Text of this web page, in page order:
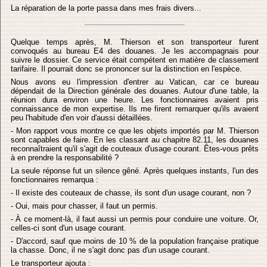
La réparation de la porte passa dans mes frais divers...
Quelque temps après, M. Thierson et son transporteur furent
convoqués au bureau E4 des douanes. Je les accompagnais pour
suivre le dossier. Ce service était compétent en matière de classement
tarifaire. Il pourrait donc se prononcer sur la distinction en l'espèce.
Nous avons eu l'impression d'entrer au Vatican, car ce bureau
dépendait de la Direction générale des douanes. Autour d'une table, la
réunion dura environ une heure. Les fonctionnaires avaient pris
connaissance de mon expertise. Ils me firent remarquer qu'ils avaient
peu l'habitude d'en voir d'aussi détaillées.
- Mon rapport vous montre ce que les objets importés par M. Thierson
sont capables de faire. En les classant au chapitre 82.11, les douanes
reconnaîtraient qu'il s'agit de couteaux d'usage courant. Êtes-vous prêts
à en prendre la responsabilité ?
La seule réponse fut un silence gêné. Après quelques instants, l'un des
fonctionnaires remarqua :
- Il existe des couteaux de chasse, ils sont d'un usage courant, non ?
- Oui, mais pour chasser, il faut un permis.
- À ce moment-là, il faut aussi un permis pour conduire une voiture. Or,
celles-ci sont d'un usage courant.
- D'accord, sauf que moins de 10 % de la population française pratique
la chasse. Donc, il ne s'agit donc pas d'un usage courant.
Le transporteur ajouta :